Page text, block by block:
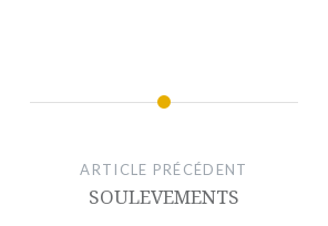
ARTICLE PRÉCÉDENT
SOULEVEMENTS